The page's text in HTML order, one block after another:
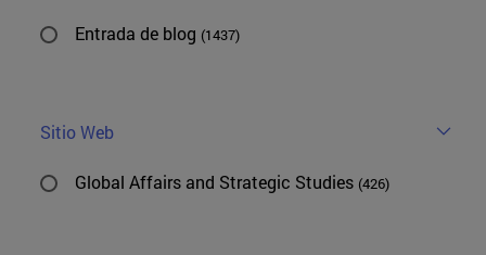
Entrada de blog (1437)
Sitio Web
Global Affairs and Strategic Studies (426)